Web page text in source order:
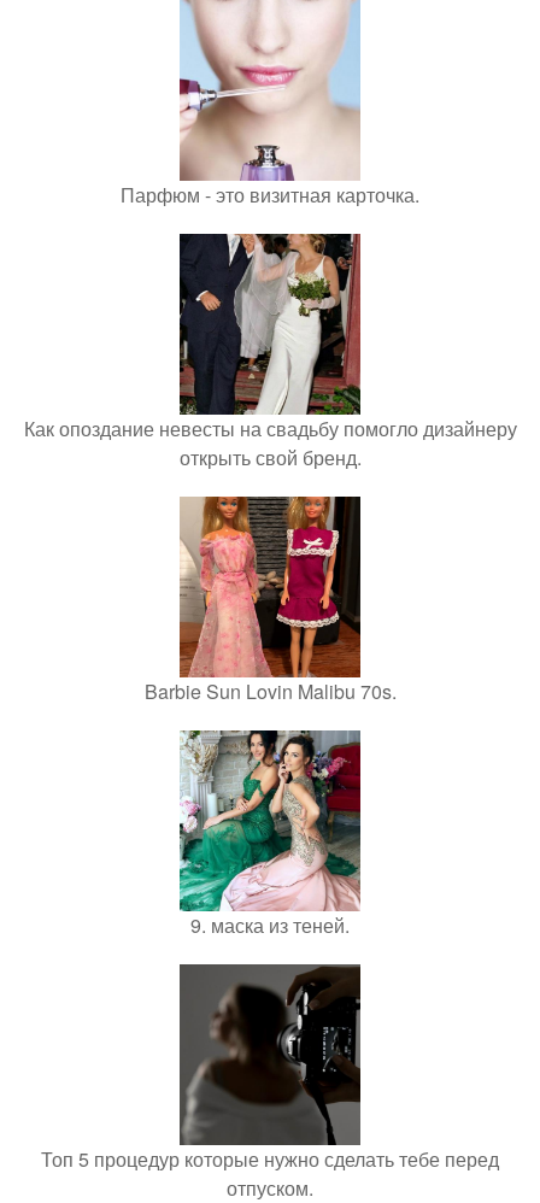
Парфюм - это визитная карточка.
Как опоздание невесты на свадьбу помогло дизайнеру
открыть свой бренд.
Barbie Sun Lovin Malibu 70s.
9. маска из теней.
Топ 5 процедур которые нужно сделать тебе перед
отпуском.